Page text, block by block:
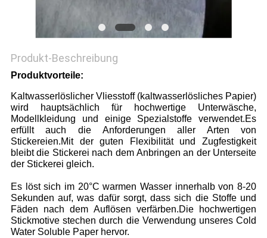
Produkt-Beschreibung
Produktvorteile:
Kaltwasserlöslicher Vliesstoff (kaltwasserlösliches Papier)
wird hauptsächlich für hochwertige Unterwäsche,
Modellkleidung und einige Spezialstoffe verwendet.Es
erfüllt auch die Anforderungen aller Arten von
Stickereien.Mit der guten Flexibilität und Zugfestigkeit
bleibt die Stickerei nach dem Anbringen an der Unterseite
der Stickerei gleich.
Es löst sich im 20°C warmen Wasser innerhalb von 8-20
Sekunden auf, was dafür sorgt, dass sich die Stoffe und
Fäden nach dem Auflösen verfärben.Die hochwertigen
Stickmotive stechen durch die Verwendung unseres Cold
Water Soluble Paper hervor.